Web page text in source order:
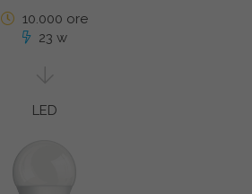
10.000 ore
23 w
LED